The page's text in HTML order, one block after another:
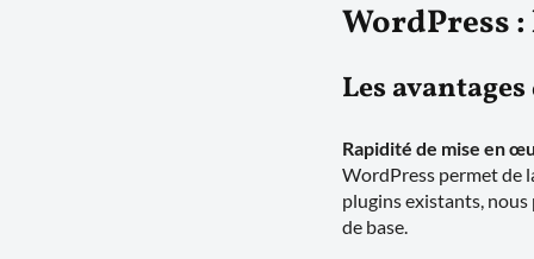
WordPress
Les
Rapidité de mise en
WordPress permet de
plugins existants,
de base.